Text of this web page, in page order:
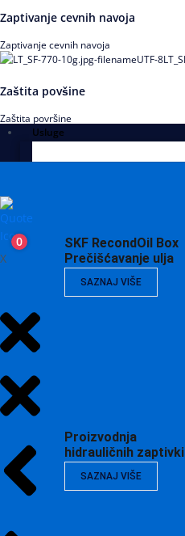
Zaptivanje cevnih navoja
Zaptivanje cevnih navoja
Zaštita povšine
Zaštita površine
Usluge
SKF RecondOil Box
Prečišćavanje ulja
SAZNAJ VIŠE
Proizvodnja
hidrauličnih zaptivki
SAZNAJ VIŠE
0
X